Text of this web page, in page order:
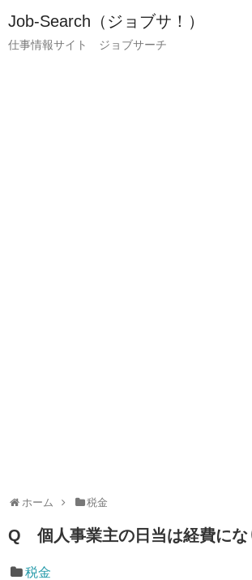
Job-Search（ジョブサ！）
仕事情報サイト ジョブサーチ
ホーム 税金
Q 個人事業主の日当は経費にな
税金